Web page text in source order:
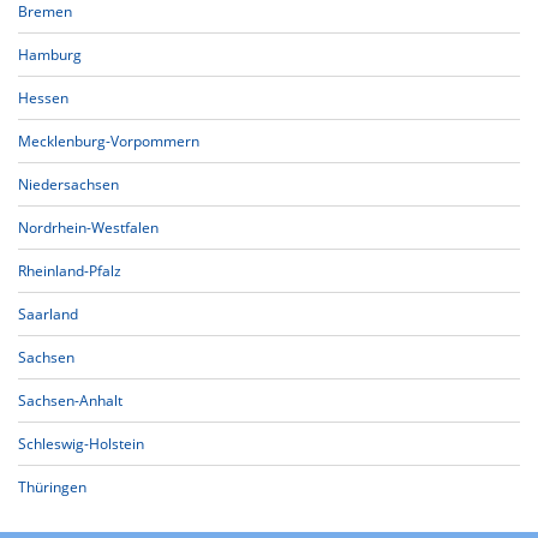
Bremen
Hamburg
Hessen
Mecklenburg-Vorpommern
Niedersachsen
Nordrhein-Westfalen
Rheinland-Pfalz
Saarland
Sachsen
Sachsen-Anhalt
Schleswig-Holstein
Thüringen